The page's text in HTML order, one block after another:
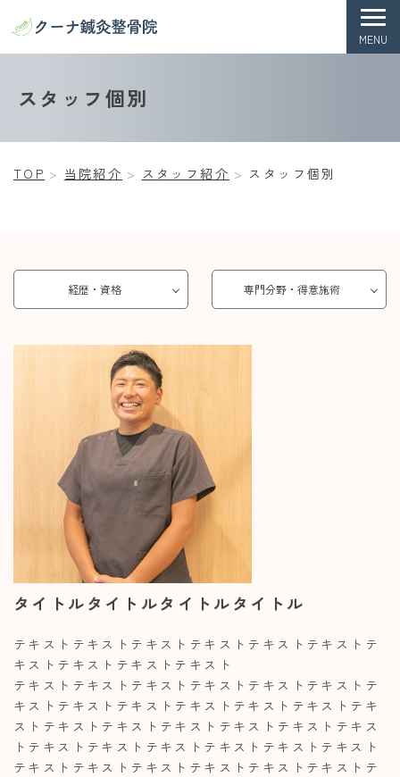
MENU
スタッフ個別
TOP 当院紹介 スタッフ紹介 スタッフ個別
経歴・資格 専門分野・得意施術
タイトルタイトルタイトルタイトル
テキストテキストテキストテキストテキストテキストテ
キストテキストテキストテキスト
テキストテキストテキストテキストテキストテキストテ
キストテキストテキストテキストテキストテキストテキ
ストテキストテキストテキストテキストテキストテキス
トテキストテキストテキストテキストテキストテキスト
テキストテキストテキストテキストテキストテキストテ